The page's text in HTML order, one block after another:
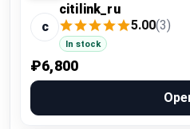
c
citilink_ru
5.00(3)
In stock
₽6,800